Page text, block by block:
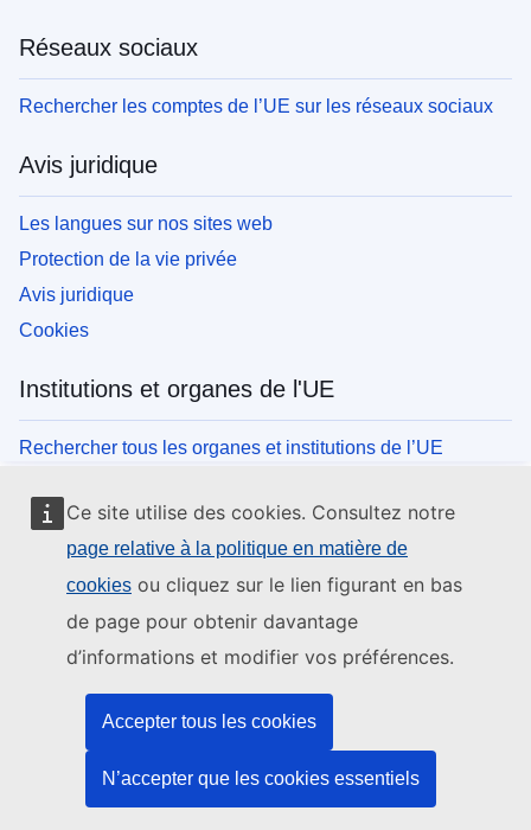
Ce site utilise des cookies. Consultez notre
page relative à la politique en matière de
cookies ou cliquez sur le lien figurant en bas
de page pour obtenir davantage
d’informations et modifier vos préférences.
Accepter tous les cookies
N’accepter que les cookies essentiels
Réseaux sociaux
Rechercher les comptes de l’UE sur les réseaux sociaux
Avis juridique
Les langues sur nos sites web
Protection de la vie privée
Avis juridique
Cookies
Institutions et organes de l'UE
Rechercher tous les organes et institutions de l’UE